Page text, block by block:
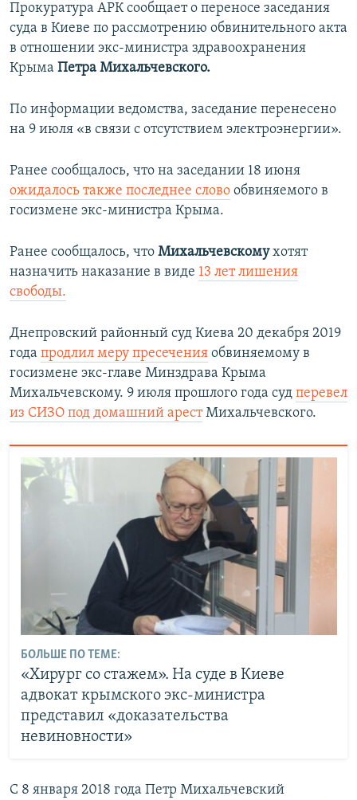
Все сайты RFE/RL
Прокуратура АРК сообщает о переносе заседания
суда в Киеве по рассмотрению обвинительного акта
в отношении экс-министра здравоохранения
Крыма Петра Михальчевского.
По информации ведомства, заседание перенесено
на 9 июля «в связи с отсутствием электроэнергии».
Ранее сообщалось, что на заседании 18 июня
ожидалось также последнее слово обвиняемого в
госизмене экс-министра Крыма.
Ранее сообщалось, что Михальчевскомухотят
назначить наказание в виде 13 лет лишения
свободы.
Днепровский районный суд Киева 20 декабря 2019
года продлил меру пресечения обвиняемому в
госизмене экс-главе Минздрава Крыма
Михальчевскому. 9 июля прошлого года суд перевел
из СИЗО под домашний арестМихальчевского.
БОЛЬШЕ ПО ТЕМЕ:
«Хирург со стажем». На суде в Киеве
адвокат крымского экс-министра
представил «доказательства
невиновности»
С 8 января 2018 года Петр Михальчевский